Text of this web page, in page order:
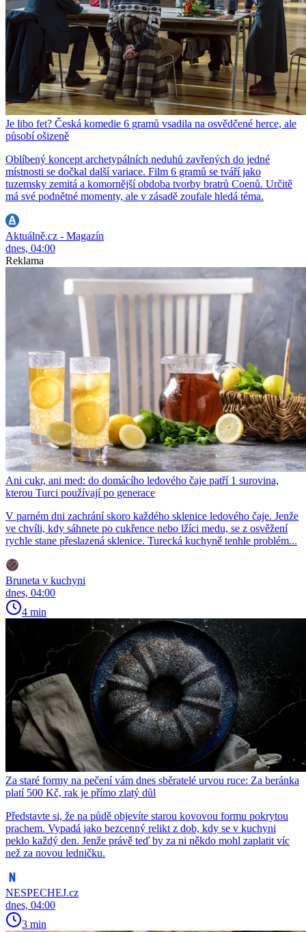
Je libo fet? Česká komedie 6 gramů vsadila na osvědčené herce, ale
působí ošizeně
Oblíbený koncept archetypálních neduhů zavřených do jedné
místnosti se dočkal další variace. Film 6 gramů se tváří jako
tuzemsky zemitá a komornější obdoba tvorby bratrů Coenů. Určitě
má své podnětné momenty, ale v zásadě zoufale hledá téma.
Aktuálně.cz - Magazín
dnes, 04:00
Reklama
Ani cukr, ani med: do domácího ledového čaje patří 1 surovina,
kterou Turci používají po generace
V parném dni zachrání skoro každého sklenice ledového čaje. Jenže
ve chvíli, kdy sáhnete po cukřence nebo lžíci medu, se z osvěžení
rychle stane přeslazená sklenice. Turecká kuchyně tenhle problém...
Bruneta v kuchyni
dnes, 04:00
4 min
Za staré formy na pečení vám dnes sběratelé urvou ruce: Za beránka
platí 500 Kč, rak je přímo zlatý důl
Představte si, že na půdě objevíte starou kovovou formu pokrytou
prachem. Vypadá jako bezcenný relikt z dob, kdy se v kuchyni
peklo každý den. Jenže právě teď by za ni někdo mohl zaplatit víc
než za novou ledničku.
NESPECHEJ.cz
dnes, 04:00
3 min